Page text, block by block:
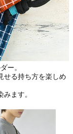
ー。
せる持ち方を楽しめ
ます。